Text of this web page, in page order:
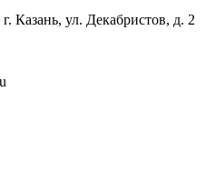
Казань, ул. Декабристов, д. 2